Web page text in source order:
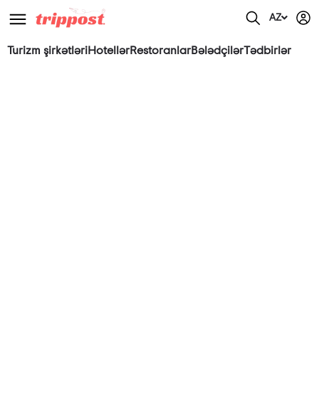
AZ
Turizm şirkətləriHotellərRestoranlarBələdçilərTədbirlər